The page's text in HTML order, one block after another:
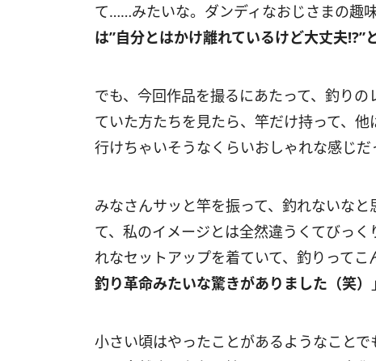
て……みたいな。ダンディなおじさまの趣
は”自分とはかけ離れているけど大丈夫⁉”
でも、今回作品を撮るにあたって、釣り
ていた方たちを見たら、竿だけ持って、
行けちゃいそうなくらいおしゃれな感じだ
みなさんサッと竿を振って、釣れないな
て、私のイメージとは全然違うくてびっ
れなセットアップを着ていて、釣りって
釣り革命みたいな驚きがありました（笑）
」
小さい頃はやったことがあるようなこと